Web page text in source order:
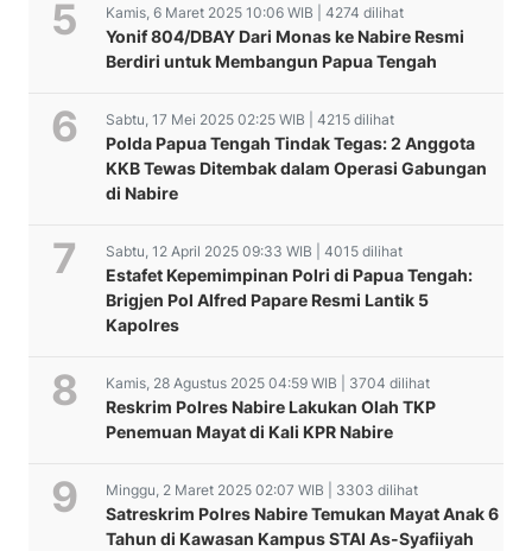
Kamis, 6 Maret 2025 10:06 WIB | 4274 dilihat
Yonif 804/DBAY Dari Monas ke Nabire Resmi
Berdiri untuk Membangun Papua Tengah
Sabtu, 17 Mei 2025 02:25 WIB | 4215 dilihat
Polda Papua Tengah Tindak Tegas: 2 Anggota
KKB Tewas Ditembak dalam Operasi Gabungan
di Nabire
Sabtu, 12 April 2025 09:33 WIB | 4015 dilihat
Estafet Kepemimpinan Polri di Papua Tengah:
Brigjen Pol Alfred Papare Resmi Lantik 5
Kapolres
Kamis, 28 Agustus 2025 04:59 WIB | 3704 dilihat
Reskrim Polres Nabire Lakukan Olah TKP
Penemuan Mayat di Kali KPR Nabire
Minggu, 2 Maret 2025 02:07 WIB | 3303 dilihat
Satreskrim Polres Nabire Temukan Mayat Anak 6
Tahun di Kawasan Kampus STAI As-Syafiiyah